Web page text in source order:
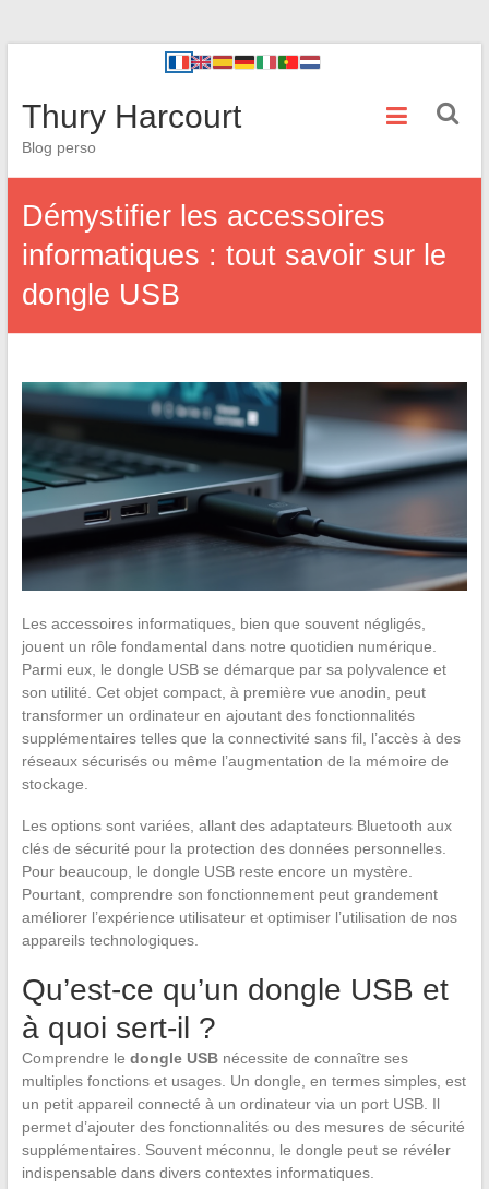
Thury Harcourt
Blog perso
Démystifier les accessoires
informatiques : tout savoir sur le
dongle USB
Les accessoires informatiques, bien que souvent négligés,
jouent un rôle fondamental dans notre quotidien numérique.
Parmi eux, le dongle USB se démarque par sa polyvalence et
son utilité. Cet objet compact, à première vue anodin, peut
transformer un ordinateur en ajoutant des fonctionnalités
supplémentaires telles que la connectivité sans fil, l’accès à des
réseaux sécurisés ou même l’augmentation de la mémoire de
stockage.
Les options sont variées, allant des adaptateurs Bluetooth aux
clés de sécurité pour la protection des données personnelles.
Pour beaucoup, le dongle USB reste encore un mystère.
Pourtant, comprendre son fonctionnement peut grandement
améliorer l’expérience utilisateur et optimiser l’utilisation de nos
appareils technologiques.
Qu’est-ce qu’un dongle USB et
à quoi sert-il ?
Comprendre le dongle USBnécessite de connaître ses
multiples fonctions et usages. Un dongle, en termes simples, est
un petit appareil connecté à un ordinateur via un port USB. Il
permet d’ajouter des fonctionnalités ou des mesures de sécurité
supplémentaires. Souvent méconnu, le dongle peut se révéler
indispensable dans divers contextes informatiques.